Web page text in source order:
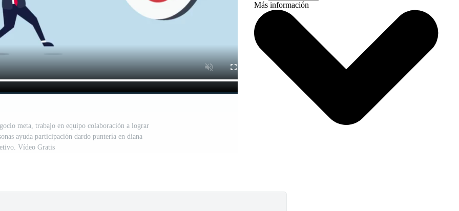
meta, trabajo en equipo colaboración a lograr
ayuda participación dardo puntería en diana
Vídeo Gratis
Más información